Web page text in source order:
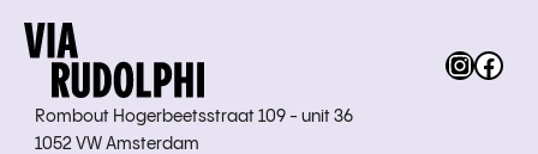
Rombout Hogerbeetsstraat 109 - unit 36
1052 VW Amsterdam